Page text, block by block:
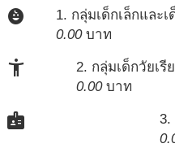
child_care 1. กลุ่มเด็กเล็กและ
0.00บาท
accessibility_new 2. กลุ่มเด็กวัยเ
0.00บาท
badge 3.